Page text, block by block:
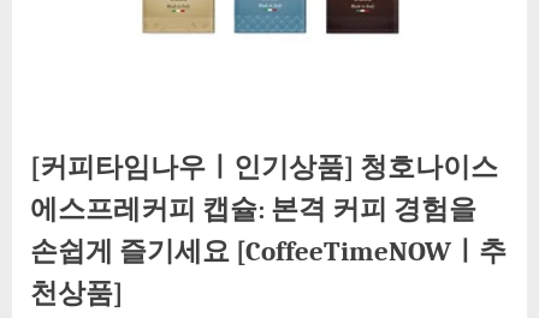
[커피타임나우ㅣ인기상품] 청호나이스
에스프레커피 캡슐: 본격 커피 경험을
손쉽게 즐기세요 [CoffeeTimeNOWㅣ추
천상품]